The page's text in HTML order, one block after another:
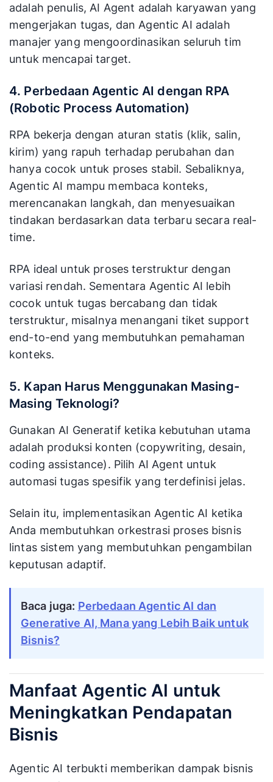
adalah penulis, AI Agent adalah karyawan yang
mengerjakan tugas, dan Agentic AI adalah
manajer yang mengoordinasikan seluruh tim
untuk mencapai target.
4. Perbedaan Agentic AI dengan RPA
(Robotic Process Automation)
RPA bekerja dengan aturan statis (klik, salin,
kirim) yang rapuh terhadap perubahan dan
hanya cocok untuk proses stabil. Sebaliknya,
Agentic AI mampu membaca konteks,
merencanakan langkah, dan menyesuaikan
tindakan berdasarkan data terbaru secara real-
time.
RPA ideal untuk proses terstruktur dengan
variasi rendah. Sementara Agentic AI lebih
cocok untuk tugas bercabang dan tidak
terstruktur, misalnya menangani tiket support
end-to-end yang membutuhkan pemahaman
konteks.
5. Kapan Harus Menggunakan Masing-
Masing Teknologi?
Gunakan AI Generatif ketika kebutuhan utama
adalah produksi konten (copywriting, desain,
coding assistance). Pilih AI Agent untuk
automasi tugas spesifik yang terdefinisi jelas.
Selain itu, implementasikan Agentic AI ketika
Anda membutuhkan orkestrasi proses bisnis
lintas sistem yang membutuhkan pengambilan
keputusan adaptif.
Baca juga: Perbedaan Agentic AI dan
Generative AI, Mana yang Lebih Baik untuk
Bisnis?
Manfaat Agentic AI untuk
Meningkatkan Pendapatan
Bisnis
Agentic AI terbukti memberikan dampak bisnis